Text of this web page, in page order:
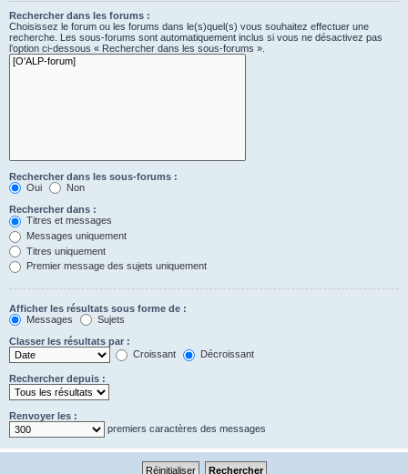
Rechercher dans les forums :
Choisissez le forum ou les forums dans le(s)quel(s) vous souhaitez effectuer une
recherche. Les sous-forums sont automatiquement inclus si vous ne désactivez pas
l’option ci-dessous « Rechercher dans les sous-forums ».
Rechercher dans les sous-forums :
Oui
Non
Rechercher dans :
Titres et messages
Messages uniquement
Titres uniquement
Premier message des sujets uniquement
Afficher les résultats sous forme de :
Messages
Sujets
Classer les résultats par :
Croissant
Décroissant
Rechercher depuis :
Renvoyer les :
premiers caractères des messages